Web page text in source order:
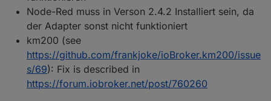
Node-Red muss in Verson 2.4.2 Installiert sein, da
der Adapter sonst nicht funktioniert
km200 (see
https://github.com/frankjoke/ioBroker.km200/issue
s/69): Fix is described in
https://forum.iobroker.net/post/760260